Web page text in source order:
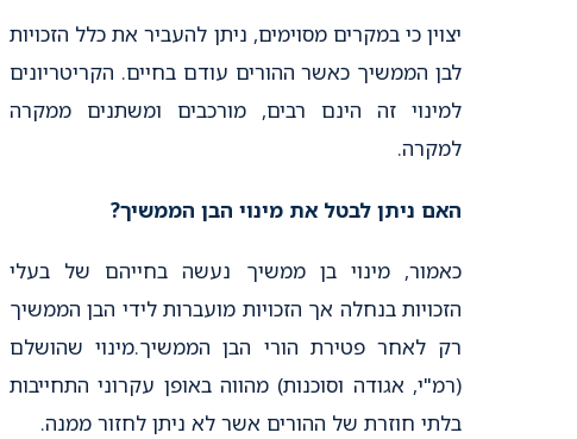
יצוין כי במקרים מסוימים, ניתן להעביר את כלל הזכויות
לבן הממשיך כאשר ההורים עודם בחיים. הקריטריונים
למינוי זה הינם רבים, מורכבים ומשתנים ממקרה
למקרה.
האם ניתן לבטל את מינוי הבן הממשיך?
כאמור, מינוי בן ממשיך נעשה בחייהם של בעלי
הזכויות בנחלה אך הזכויות מועברות לידי הבן הממשיך
רק לאחר פטירת הורי הבן הממשיך.מינוי שהושלם
(רמ"י, אגודה וסוכנות) מהווה באופן עקרוני התחייבות
בלתי חוזרת של ההורים אשר לא ניתן לחזור ממנה.